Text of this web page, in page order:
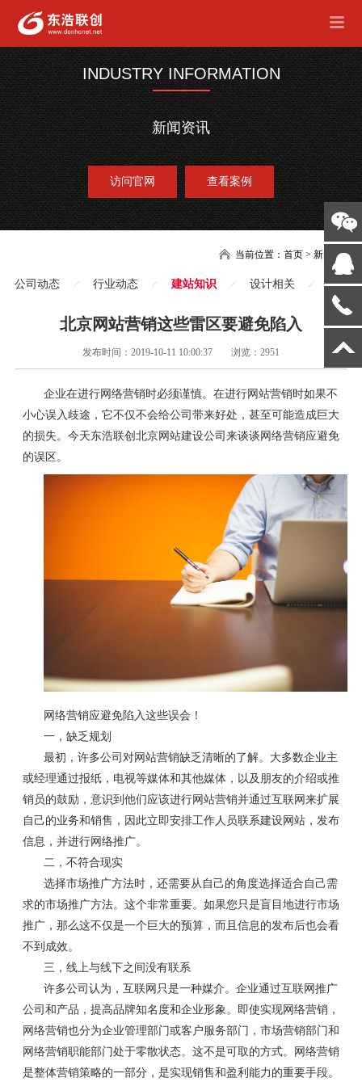
INDUSTRY INFORMATION
新闻资讯
访问官网 查看案例
当前位置：首页 >新闻
公司动态 行业动态 建站知识 设计相关
北京网站营销这些雷区要避免陷入
发布时间：2019-10-11 10:00:37 浏览：2951
企业在进行网络营销时必须谨慎。在进行网站营销时如果不
小心误入歧途，它不仅不会给公司带来好处，甚至可能造成巨大
的损失。今天东浩联创北京网站建设公司来谈谈网络营销应避免
的误区。
网络营销应避免陷入这些误会！
一，缺乏规划
最初，许多公司对网站营销缺乏清晰的了解。大多数企业主
或经理通过报纸，电视等媒体和其他媒体，以及朋友的介绍或推
销员的鼓励，意识到他们应该进行网站营销并通过互联网来扩展
自己的业务和销售，因此立即安排工作人员联系建设网站，发布
信息，并进行网络推广。
二，不符合现实
选择市场推广方法时，还需要从自己的角度选择适合自己需
求的市场推广方法。这个非常重要。如果您只是盲目地进行市场
推广，那么这不仅是一个巨大的预算，而且信息的发布后也会看
不到成效。
三，线上与线下之间没有联系
许多公司认为，互联网只是一种媒介。企业通过互联网推广
公司和产品，提高品牌知名度和企业形象。即使实现网络营销，
网络营销也分为企业管理部门或客户服务部门，市场营销部门和
网络营销职能部门处于零散状态。这不是可取的方式。网络营销
是整体营销策略的一部分，是实现销售和盈利能力的重要手段。